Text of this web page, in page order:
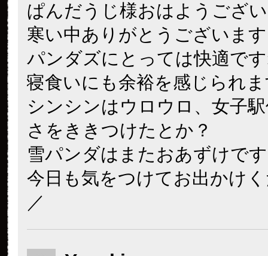
ぱんだうじ様おはようござ
寒い中ありがとうございま
パンダズにとっては快適で
寝食いにも余裕を感じられ
シンシンはウロウロ、女子
さをききつけたとか？
雪パンダはまたおあずけで
今日も気をつけてお出かけ
／